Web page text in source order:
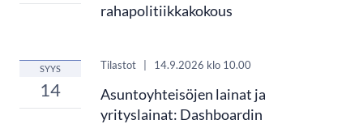
rahapolitiikkakokous
SYYS
14
Tilastot | 14.9.2026 klo 10.00
Asuntoyhteisöjen lainat ja
yrityslainat: Dashboardin